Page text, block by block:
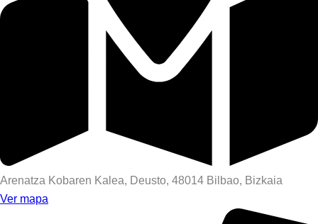
Arenatza Kobaren Kalea, Deusto, 48014 Bilbao, Bizkaia
Ver mapa